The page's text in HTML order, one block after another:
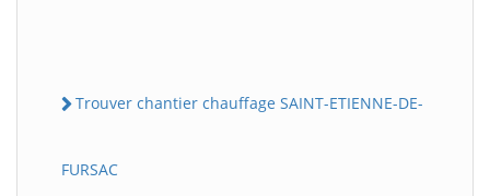
Trouver chantier chauffage SAINT-ETIENNE-DE-
FURSAC